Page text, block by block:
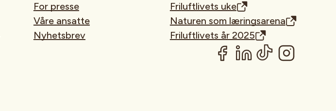
For presse
Våre ansatte
Nyhetsbrev
Friluftlivets uke
Naturen som læringsarena
Friluftlivets år 2025